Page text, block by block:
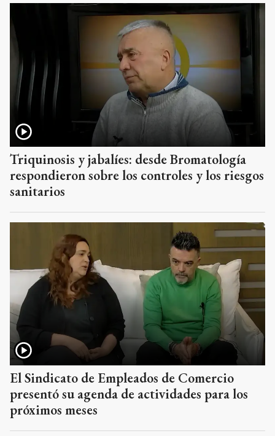
Triquinosis y jabalíes: desde Bromatología
respondieron sobre los controles y los riesgos
sanitarios
El Sindicato de Empleados de Comercio
presentó su agenda de actividades para los
próximos meses